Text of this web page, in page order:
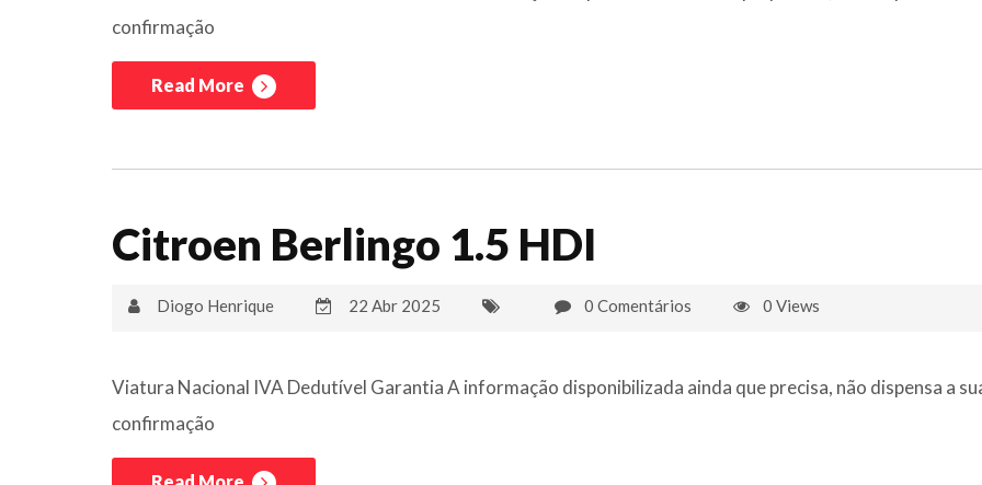
confirmação
Read More
Citroen Berlingo 1.5 HDI
Diogo Henrique 22 Abr 2025 0 Comentários 0 Views
Viatura Nacional IVA Dedutível Garantia A informação disponibilizada ainda que precisa, não dispensa a
confirmação